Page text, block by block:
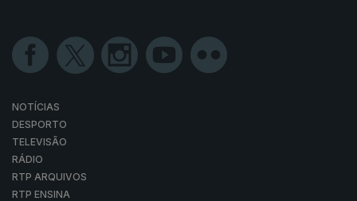
NOTÍCIAS
DESPORTO
TELEVISÃO
RÁDIO
RTP ARQUIVOS
RTP ENSINA